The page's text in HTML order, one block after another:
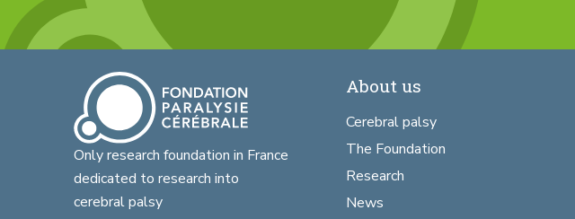
Only research foundation in France
dedicated to research into
cerebral palsy
About us
Cerebral palsy
The Foundation
Research
News